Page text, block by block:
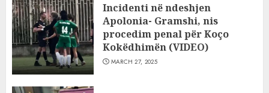
Incidenti në ndeshjen
Apolonia- Gramshi, nis
procedim penal për Koço
Kokëdhimën (VIDEO)
MARCH 27, 2025